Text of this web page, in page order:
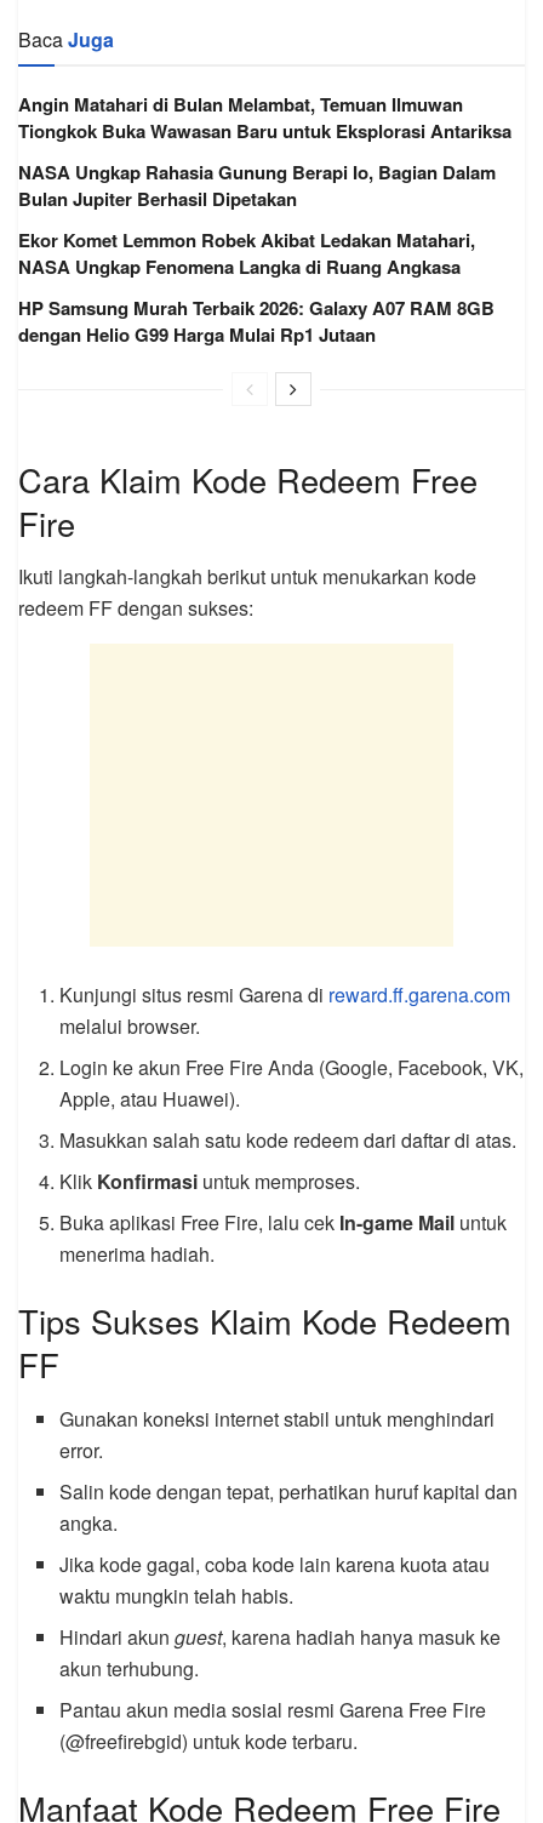
BacaJuga
Angin Matahari di Bulan Melambat, Temuan Ilmuwan
Tiongkok Buka Wawasan Baru untuk Eksplorasi Antariksa
NASA Ungkap Rahasia Gunung Berapi Io, Bagian Dalam
Bulan Jupiter Berhasil Dipetakan
Ekor Komet Lemmon Robek Akibat Ledakan Matahari,
NASA Ungkap Fenomena Langka di Ruang Angkasa
HP Samsung Murah Terbaik 2026: Galaxy A07 RAM 8GB
dengan Helio G99 Harga Mulai Rp1 Jutaan
Cara Klaim Kode Redeem Free
Fire
Ikuti langkah-langkah berikut untuk menukarkan kode
redeem FF dengan sukses:
Kunjungi situs resmi Garena di reward.ff.garena.com
melalui browser.
Login ke akun Free Fire Anda (Google, Facebook, VK,
Apple, atau Huawei).
Masukkan salah satu kode redeem dari daftar di atas.
Klik Konfirmasi untuk memproses.
Buka aplikasi Free Fire, lalu cek In-game Mail untuk
menerima hadiah.
Tips Sukses Klaim Kode Redeem
FF
Gunakan koneksi internet stabil untuk menghindari
error.
Salin kode dengan tepat, perhatikan huruf kapital dan
angka.
Jika kode gagal, coba kode lain karena kuota atau
waktu mungkin telah habis.
Hindari akunguest, karena hadiah hanya masuk ke
akun terhubung.
Pantau akun media sosial resmi Garena Free Fire
(@freefirebgid) untuk kode terbaru.
Manfaat Kode Redeem Free Fire